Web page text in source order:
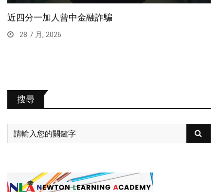
近四分一加人曾中金融詐騙
28 7 月, 2026
搜尋